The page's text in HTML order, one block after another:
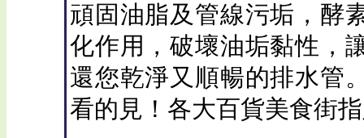
頑固油脂及管線污垢，酵
化作用，破壞油垢黏性，
還您乾淨又順暢的排水管
看的見！各大百貨美食街